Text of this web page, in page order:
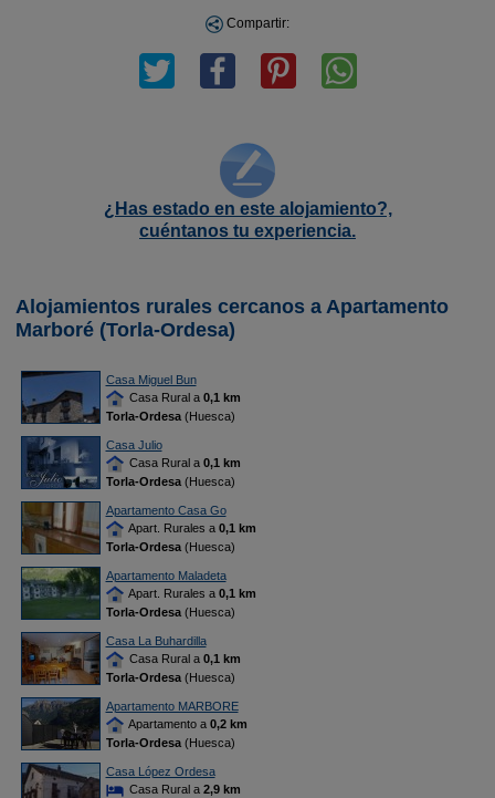
Compartir:
¿Has estado en este alojamiento?,
cuéntanos tu experiencia.
Alojamientos rurales cercanos a Apartamento
Marboré (Torla-Ordesa)
Casa Miguel Bun
Casa Rural a 0,1 km
Torla-Ordesa(Huesca)
Casa Julio
Casa Rural a 0,1 km
Torla-Ordesa(Huesca)
Apartamento Casa Go
Apart. Rurales a 0,1 km
Torla-Ordesa(Huesca)
Apartamento Maladeta
Apart. Rurales a 0,1 km
Torla-Ordesa(Huesca)
Casa La Buhardilla
Casa Rural a 0,1 km
Torla-Ordesa(Huesca)
Apartamento MARBORE
Apartamento a 0,2 km
Torla-Ordesa(Huesca)
Casa López Ordesa
Casa Rural a 2,9 km